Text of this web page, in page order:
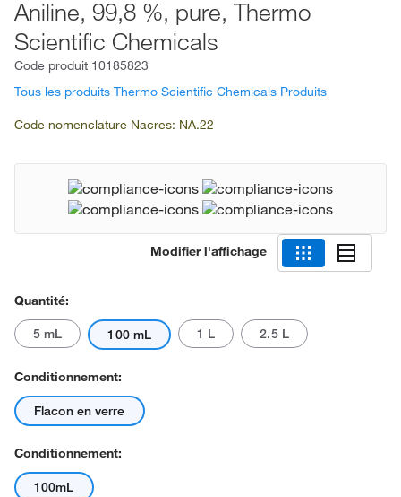
Aniline, 99,8 %, pure, Thermo
Scientific Chemicals
Code produit 10185823
Tous les produits Thermo Scientific Chemicals Produits
Code nomenclature Nacres: NA.22
Modifier l'affichage
Quantité:
5 mL 100 mL 1 L 2.5 L
Conditionnement:
Flacon en verre
Conditionnement:
100mL